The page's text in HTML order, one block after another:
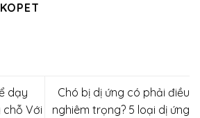
dạy
chỗ Với
Chó bị dị ứng có phải điều
nghiêm trọng? 5 loại dị ứng